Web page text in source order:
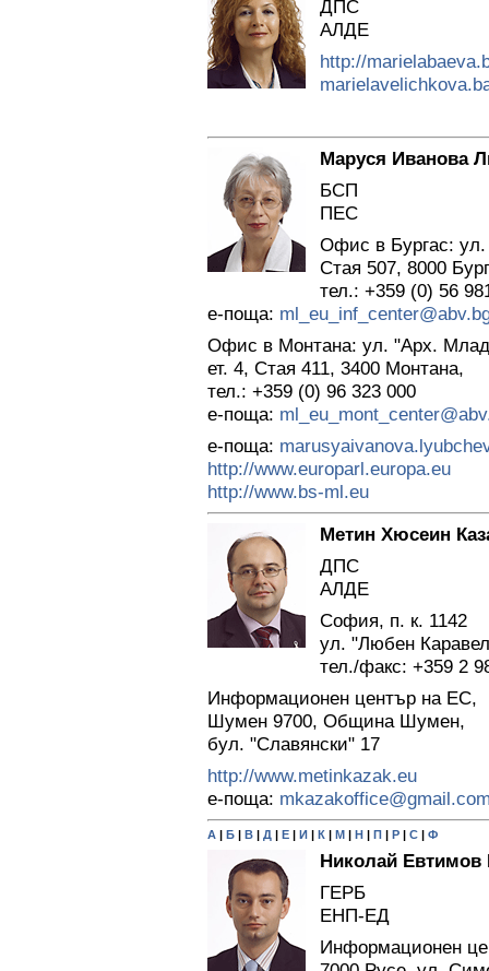
ДПС
АЛДЕ
http://
Маруся Иванова
БСП
ПЕС
Офис в Бургас:
Стая 507, 8000
тел.: +359 (0) 56
е-поща:
Офис в Монтана: ул. "Арх.
ет. 4, Стая 411, 3400 Монтана,
тел.: +359 (0) 96 323 000
е-поща:
е-поща:
http://www.europarl.europa.eu
http://www.bs-ml.eu
Метин Хюсеин
ДПС
АЛДЕ
София, п. к. 1142
ул. "Любен
тел./факс: +359 2
Информационен център на ЕС,
Шумен 9700, Община Шумен,
бул. "Славянски" 17
http://www.metinkazak.eu
е-поща:
А | Б | В | Д | Е | И | К | М | Н | П | Р | С | Ф
Николай
ГЕРБ
ЕНП-ЕД
Информационен